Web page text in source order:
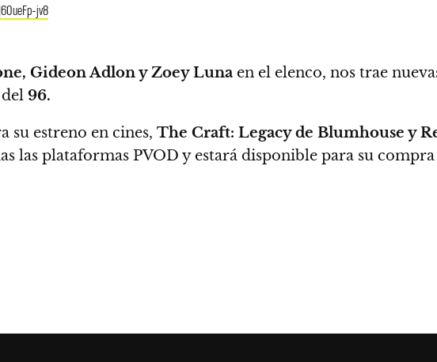
jv8
Gideon Adlon y Zoey Luna en el elenco, nos trae
96.
su estreno en cines, The Craft: Legacy de Blumhouse y
las plataformas PVOD y estará disponible para su